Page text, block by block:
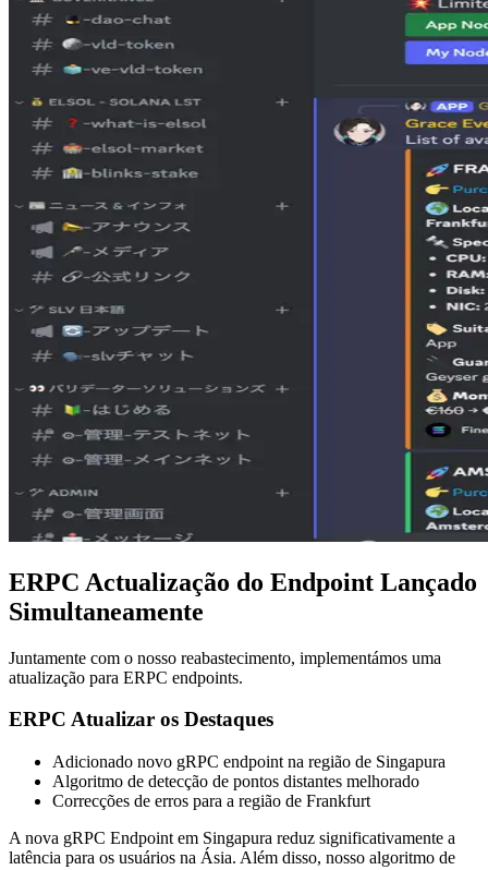
ERPC Actualização do Endpoint Lançado
Simultaneamente
Juntamente com o nosso reabastecimento, implementámos uma
atualização para ERPC endpoints.
ERPC Atualizar os Destaques
Adicionado novo gRPC endpoint na região de Singapura
Algoritmo de detecção de pontos distantes melhorado
Correcções de erros para a região de Frankfurt
A nova gRPC Endpoint em Singapura reduz significativamente a
latência para os usuários na Ásia. Além disso, nosso algoritmo de